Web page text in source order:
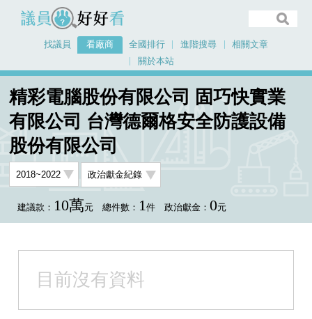
議員好好看
找議員 看廠商 全國排行 進階搜尋
相關文章
關於本站
精彩電腦股份有限公司 固巧快實業有限公司 台灣德爾格安全防護設備股份有限
公司
精彩電腦股份有限公司 固巧快實業
有限公司 台灣德爾格安全防護設備
股份有限公司
建議款： 10萬元 總件數： 1件 政治獻金： 0元
目前沒有資料